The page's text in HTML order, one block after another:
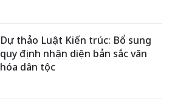
Dự thảo Luật Kiến trúc: Bổ sung
quy định nhận diện bản sắc văn
hóa dân tộc